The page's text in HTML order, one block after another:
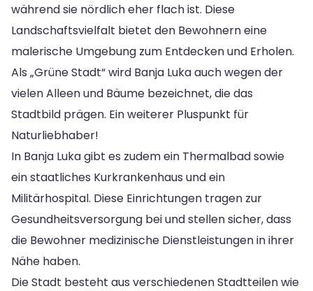
während sie nördlich eher flach ist. Diese
Landschaftsvielfalt bietet den Bewohnern eine
malerische Umgebung zum Entdecken und Erholen.
Als „Grüne Stadt“ wird Banja Luka auch wegen der
vielen Alleen und Bäume bezeichnet, die das
Stadtbild prägen. Ein weiterer Pluspunkt für
Naturliebhaber!
In Banja Luka gibt es zudem ein Thermalbad sowie
ein staatliches Kurkrankenhaus und ein
Militärhospital. Diese Einrichtungen tragen zur
Gesundheitsversorgung bei und stellen sicher, dass
die Bewohner medizinische Dienstleistungen in ihrer
Nähe haben.
Die Stadt besteht aus verschiedenen Stadtteilen wie